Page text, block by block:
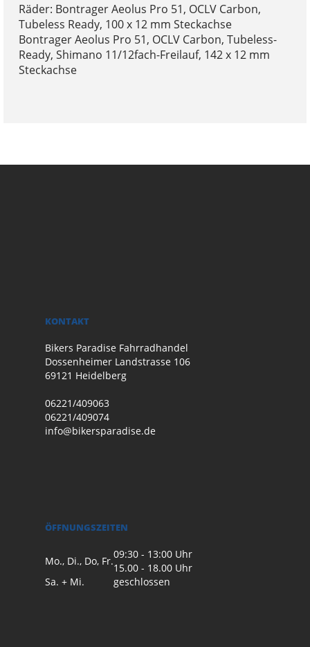
Räder: Bontrager Aeolus Pro 51, OCLV Carbon,
Tubeless Ready, 100 x 12 mm Steckachse
Bontrager Aeolus Pro 51, OCLV Carbon, Tubeless-
Ready, Shimano 11/12fach-Freilauf, 142 x 12 mm
Steckachse
KONTAKT
Bikers Paradise Fahrradhandel
Dossenheimer Landstrasse 106
69121 Heidelberg
06221/409063
06221/409074
info@bikersparadise.de
ÖFFNUNGSZEITEN
Mo., Di., Do, Fr.
09:30 - 13:00 Uhr
15.00 - 18.00 Uhr
Sa. + Mi.
geschlossen